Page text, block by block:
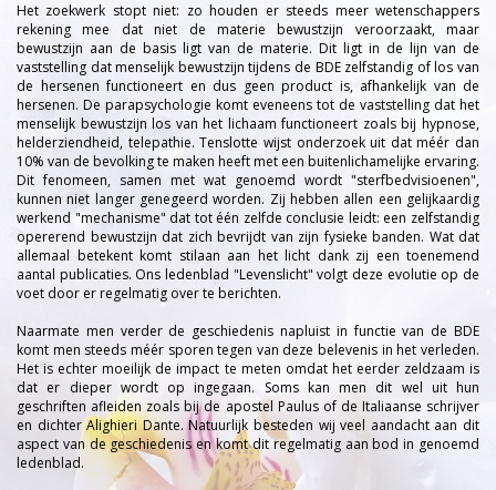
Het zoekwerk stopt niet: zo houden er steeds meer wetenschappers
rekening mee dat niet de materie bewustzijn veroorzaakt, maar
bewustzijn aan de basis ligt van de materie. Dit ligt in de lijn van de
vaststelling dat menselijk bewustzijn tijdens de BDE zelfstandig of los van
de hersenen functioneert en dus geen product is, afhankelijk van de
hersenen. De parapsychologie komt eveneens tot de vaststelling dat het
menselijk bewustzijn los van het lichaam functioneert zoals bij hypnose,
helderziendheid, telepathie. Tenslotte wijst onderzoek uit dat méér dan
10% van de bevolking te maken heeft met een buitenlichamelijke ervaring.
Dit fenomeen, samen met wat genoemd wordt "sterfbedvisioenen",
kunnen niet langer genegeerd worden. Zij hebben allen een gelijkaardig
werkend "mechanisme" dat tot één zelfde conclusie leidt: een zelfstandig
opererend bewustzijn dat zich bevrijdt van zijn fysieke banden. Wat dat
allemaal betekent komt stilaan aan het licht dank zij een toenemend
aantal publicaties. Ons ledenblad "Levenslicht" volgt deze evolutie op de
voet door er regelmatig over te berichten.
Naarmate men verder de geschiedenis napluist in functie van de BDE
komt men steeds méér sporen tegen van deze belevenis in het verleden.
Het is echter moeilijk de impact te meten omdat het eerder zeldzaam is
dat er dieper wordt op ingegaan. Soms kan men dit wel uit hun
geschriften afleiden zoals bij de apostel Paulus of de Italiaanse schrijver
en dichter Alighieri Dante. Natuurlijk besteden wij veel aandacht aan dit
aspect van de geschiedenis en komt dit regelmatig aan bod in genoemd
ledenblad.